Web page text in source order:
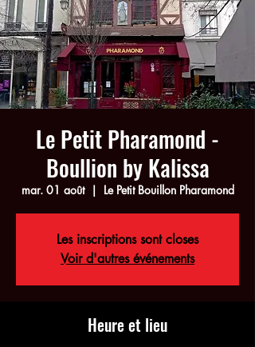
Le Petit Pharamond -
Boullion by Kalissa
mar. 01 août
  |
Le Petit Bouillon Pharamond
Les inscriptions sont closes
Voir d'autres événements
Heure et lieu